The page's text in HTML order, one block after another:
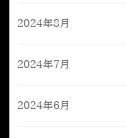
2024年8月
2024年7月
2024年6月